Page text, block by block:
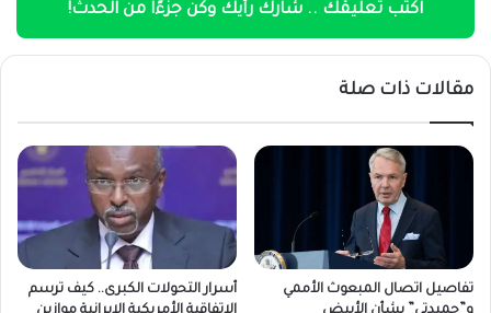
اكتب تعليقك .. شارك رأيك وكن جزءًا من الحدث!
مقالات ذات صلة
تفاصيل اتصال المبعوث الأممي
أسرار التحولات الكبرى.. كيف ترسم